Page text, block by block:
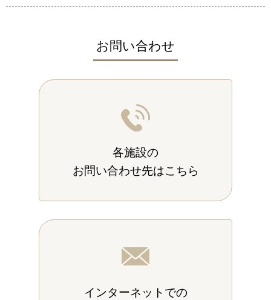
お問い合わせ
各施設の
お問い合わせ先はこちら
インターネットでの